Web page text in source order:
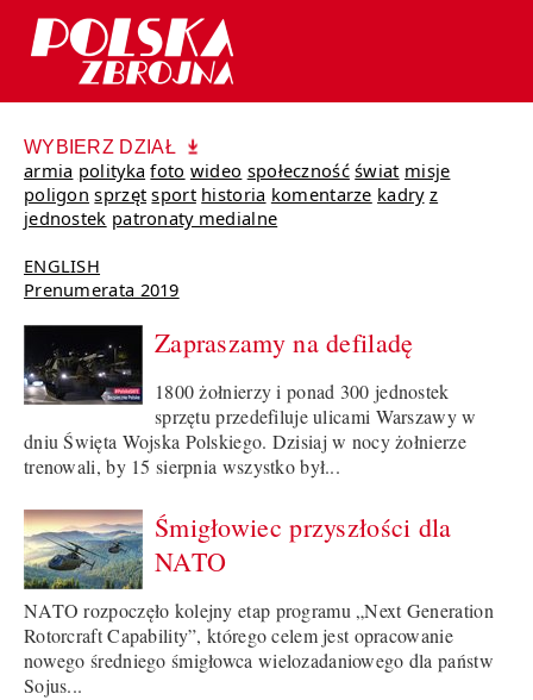
WYBIERZ DZIAŁ
armia polityka foto wideo społeczność świat misje
poligon sprzęt sport historia komentarze kadry z
jednostek patronaty medialne
ENGLISH
Prenumerata 2019
Zapraszamy na defiladę
1800 żołnierzy i ponad 300 jednostek
sprzętu przedefiluje ulicami Warszawy w
dniu Święta Wojska Polskiego. Dzisiaj w nocy żołnierze
trenowali, by 15 sierpnia wszystko był...
Śmigłowiec przyszłości dla
NATO
NATO rozpoczęło kolejny etap programu „Next Generation
Rotorcraft Capability”, którego celem jest opracowanie
nowego średniego śmigłowca wielozadaniowego dla państw
Sojus...